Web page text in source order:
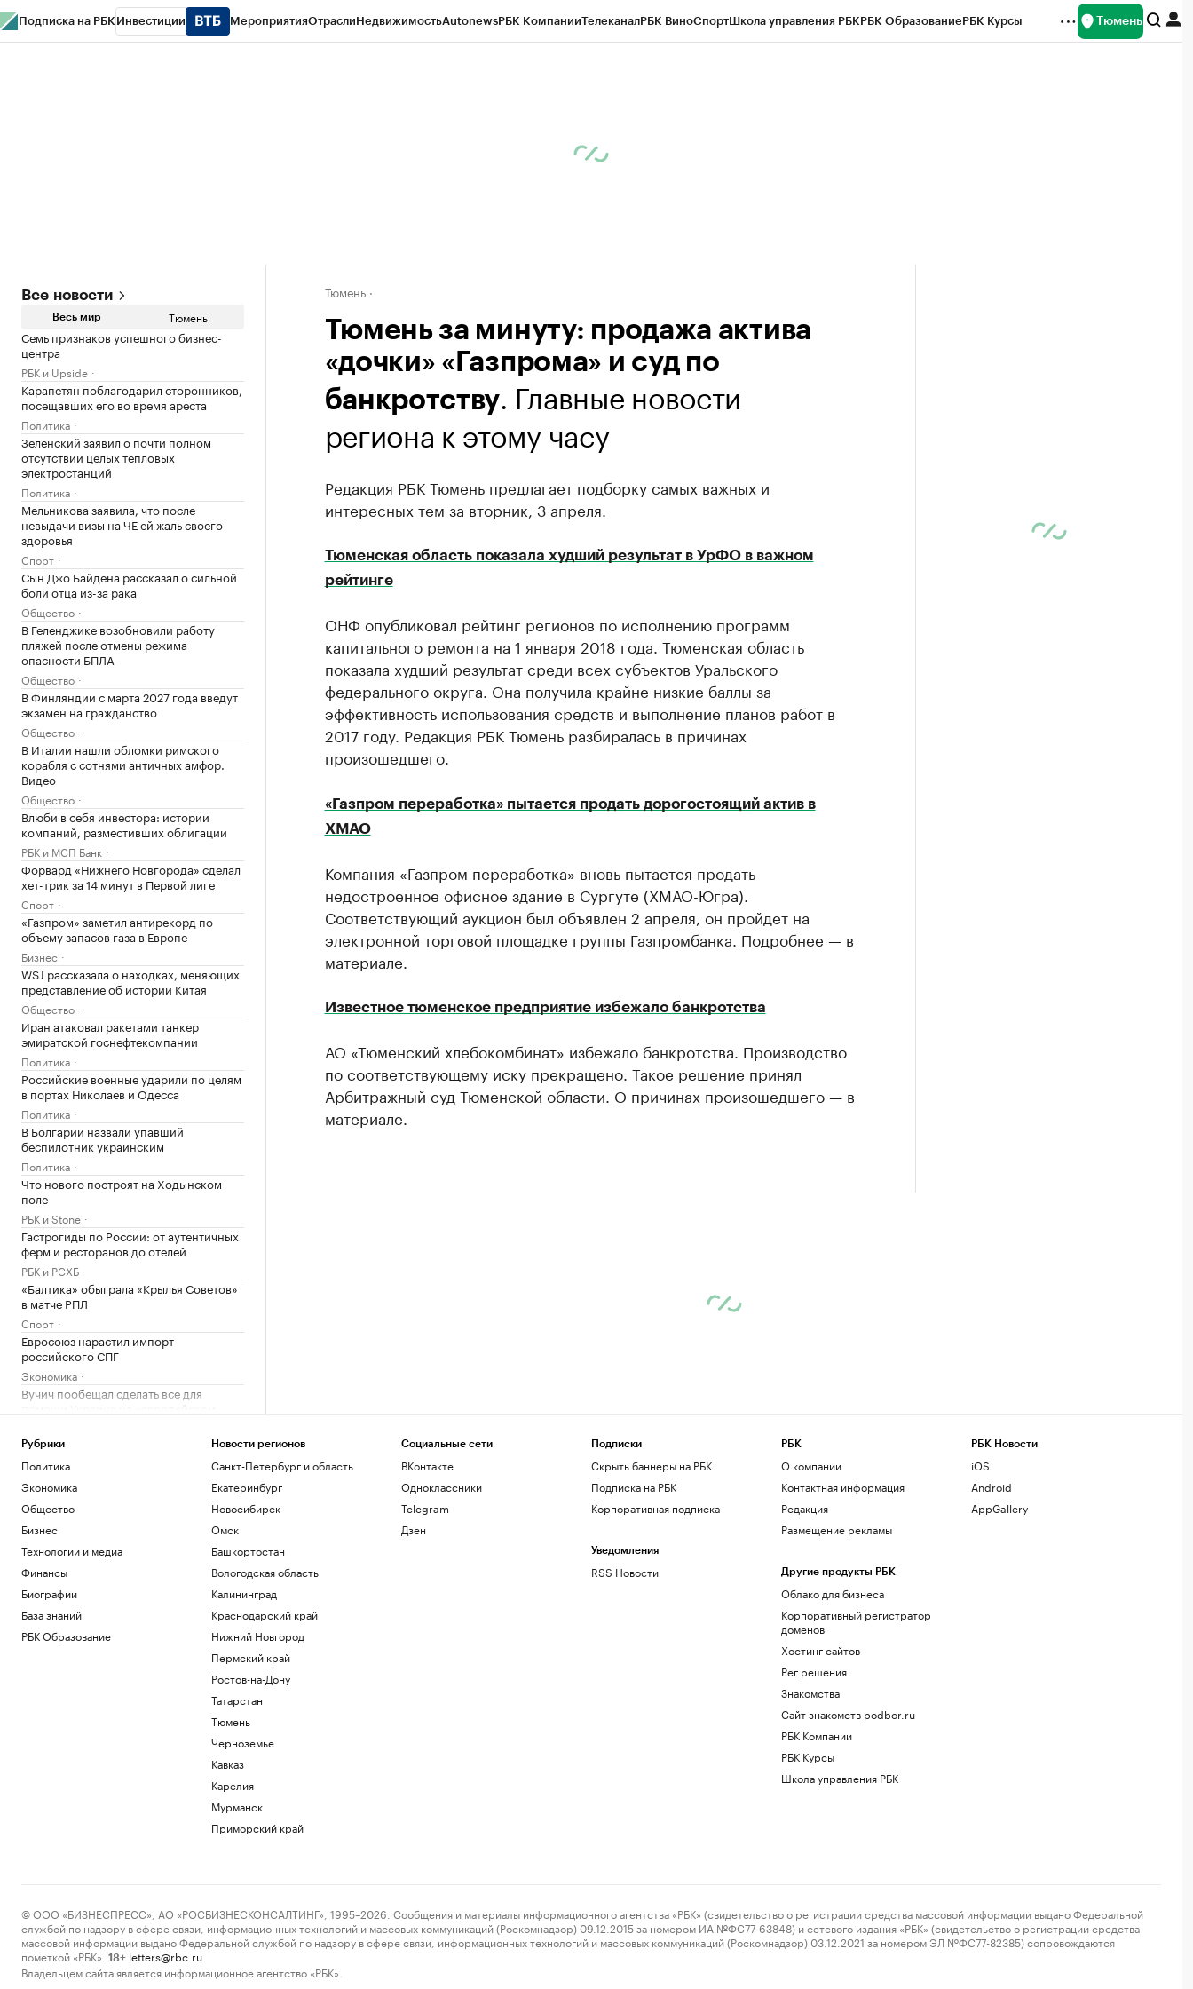
Подписка на РБК Инвестиции МероприятияОтраслиНедвижимостьAutonewsРБК КомпанииТелеканалРБК ВиноСпортШкола управления РБКРБК ОбразованиеРБК Курсы Тюмень
Все новости
Весь мир Тюмень
Семь признаков успешного бизнес-
центра
РБК и Upside
Карапетян поблагодарил сторонников,
посещавших его во время ареста
Политика
Зеленский заявил о почти полном
отсутствии целых тепловых
электростанций
Политика
Мельникова заявила, что после
невыдачи визы на ЧЕ ей жаль своего
здоровья
Спорт
Сын Джо Байдена рассказал о сильной
боли отца из-за рака
Общество
В Геленджике возобновили работу
пляжей после отмены режима
опасности БПЛА
Общество
В Финляндии с марта 2027 года введут
экзамен на гражданство
Общество
В Италии нашли обломки римского
корабля с сотнями античных амфор.
Видео
Общество
Влюби в себя инвестора: истории
компаний, разместивших облигации
РБК и МСП Банк
Форвард «Нижнего Новгорода» сделал
хет-трик за 14 минут в Первой лиге
Спорт
«Газпром» заметил антирекорд по
объему запасов газа в Европе
Бизнес
WSJ рассказала о находках, меняющих
представление об истории Китая
Общество
Иран атаковал ракетами танкер
эмиратской госнефтекомпании
Политика
Российские военные ударили по целям
в портах Николаев и Одесса
Политика
В Болгарии назвали упавший
беспилотник украинским
Политика
Что нового построят на Ходынском
поле
РБК и Stone
Гастрогиды по России: от аутентичных
ферм и ресторанов до отелей
РБК и РСХБ
«Балтика» обыграла «Крылья Советов»
в матче РПЛ
Спорт
Евросоюз нарастил импорт
российского СПГ
Экономика
Вучич пообещал сделать все для
Политика
Тюмень
Тюмень за минуту: продажа актива
«дочки» «Газпрома» и суд по
банкротству. Главные новости
региона к этому часу
Редакция РБК Тюмень предлагает подборку самых важных и
интересных тем за вторник, 3 апреля.
Тюменская область показала худший результат в УрФО в важном
рейтинге
ОНФ опубликовал рейтинг регионов по исполнению программ
капитального ремонта на 1 января 2018 года. Тюменская область
показала худший результат среди всех субъектов Уральского
федерального округа. Она получила крайне низкие баллы за
эффективность использования средств и выполнение планов работ в
2017 году. Редакция РБК Тюмень разбиралась в причинах
произошедшего.
«Газпром переработка» пытается продать дорогостоящий актив в
ХМАО
Компания «Газпром переработка» вновь пытается продать
недостроенное офисное здание в Сургуте (ХМАО-Югра).
Соответствующий аукцион был объявлен 2 апреля, он пройдет на
электронной торговой площадке группы Газпромбанка. Подробнее — в
материале.
Известное тюменское предприятие избежало банкротства
АО «Тюменский хлебокомбинат» избежало банкротства. Производство
по соответствующему иску прекращено. Такое решение принял
Арбитражный суд Тюменской области. О причинах произошедшего — в
материале.
Рубрики
Политика
Экономика
Общество
Бизнес
Технологии и медиа
Финансы
Биографии
База знаний
РБК Образование
Новости регионов
Санкт-Петербург и область
Екатеринбург
Новосибирск
Омск
Башкортостан
Вологодская область
Калининград
Краснодарский край
Нижний Новгород
Пермский край
Ростов-на-Дону
Татарстан
Тюмень
Черноземье
Кавказ
Карелия
Мурманск
Приморский край
Социальные сети
ВКонтакте
Одноклассники
Telegram
Дзен
Подписки
Скрыть баннеры на РБК
Подписка на РБК
Корпоративная подписка
Уведомления
RSS Новости
РБК
О компании
Контактная информация
Редакция
Размещение рекламы
Другие продукты РБК
Облако для бизнеса
Корпоративный регистратор
доменов
Хостинг сайтов
Рег.решения
Знакомства
Сайт знакомств podbor.ru
РБК Компании
РБК Курсы
Школа управления РБК
РБК Новости
iOS
Android
AppGallery
© ООО «БИЗНЕСПРЕСС», АО «РОСБИЗНЕСКОНСАЛТИНГ», 1995–2026. Сообщения и материалы информационного агентства «РБК» (свидетельство о регистрации средства массовой информации выдано Федеральной
службой по надзору в сфере связи, информационных технологий и массовых коммуникаций (Роскомнадзор) 09.12.2015 за номером ИА №ФС77-63848) и сетевого издания «РБК» (свидетельство о регистрации средства
массовой информации выдано Федеральной службой по надзору в сфере связи, информационных технологий и массовых коммуникаций (Роскомнадзор) 03.12.2021 за номером ЭЛ №ФС77-82385) сопровождаются
пометкой «РБК».
18+ letters@rbc.ru
Владельцем сайта является информационное агентство «РБК».